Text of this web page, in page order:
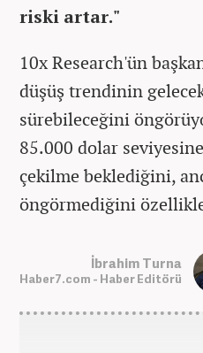
riski artar."
10x Research'ün
düşüş trendinin
sürebileceğini
85.000 dolar
çekilme beklediğini,
öngörmediğini
İbrahim Turna
Haber7.com - Haber Editörü